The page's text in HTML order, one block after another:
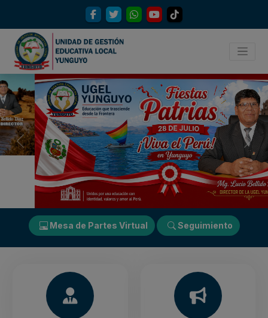
Previous Next
Mesa de Partes Virtual Seguimiento